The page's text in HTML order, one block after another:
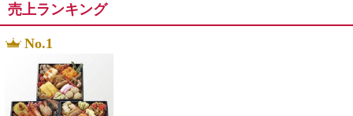
売上ランキング
No.1